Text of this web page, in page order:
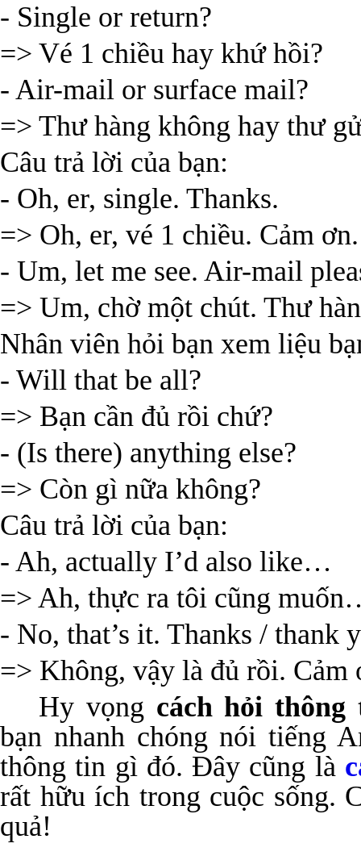
- Single or return?
=> Vé 1 chiều hay khứ hồi?
- Air-mail or surface mail?
=> Thư hàng không hay thư
Câu trả lời của bạn:
- Oh, er, single. Thanks.
=> Oh, er, vé 1 chiều. Cảm ơn.
- Um, let me see. Air-mail
=> Um, chờ một chút. Thư
Nhân viên hỏi bạn xem liệu
- Will that be all?
=> Bạn cần đủ rồi chứ?
- (Is there) anything else?
=> Còn gì nữa không?
Câu trả lời của bạn:
- Ah, actually I’d also like…
=> Ah, thực ra tôi cũng
- No, that’s it. Thanks / thank
=> Không, vậy là đủ rồi. Cảm
Hy vọng cách hỏi
bạn nhanh chóng nói tiếng
thông tin gì đó. Đây cũng là
rất hữu ích trong cuộc sống.
quả!